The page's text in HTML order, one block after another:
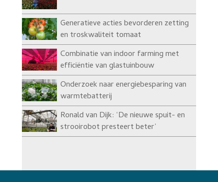
Generatieve acties bevorderen zetting
en troskwaliteit tomaat
Combinatie van indoor farming met
efficiëntie van glastuinbouw
Onderzoek naar energiebesparing van
warmtebatterij
Ronald van Dijk: ‘De nieuwe spuit- en
strooirobot presteert beter’